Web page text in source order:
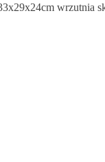
wrzutnia